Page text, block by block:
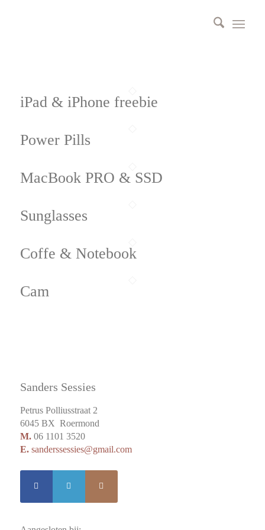
iPad & iPhone freebie
Power Pills
MacBook PRO & SSD
Sunglasses
Coffe & Notebook
Cam
Sanders Sessies
Petrus Polliusstraat 2
6045 BX Roermond
M.06 1101 3520
E. sanderssessies@gmail.com